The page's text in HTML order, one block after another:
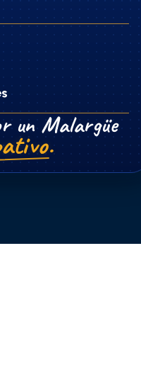
un Malargüe